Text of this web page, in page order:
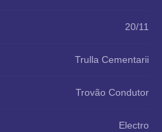
20/11
Trulla Cementarii
Trovão Condutor
Electro